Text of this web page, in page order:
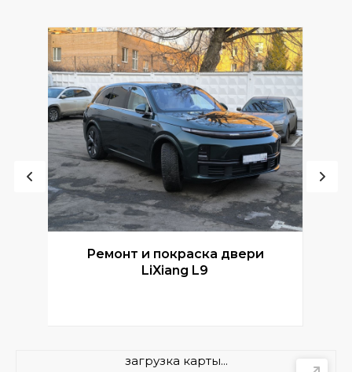
Ремонт и покраска двери
LiXiang L9
загрузка карты...